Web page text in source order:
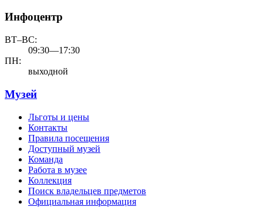
Инфоцентр
ВТ–ВС:
09:30—17:30
ПН:
выходной
Музей
Льготы и цены
Контакты
Правила посещения
Доступный музей
Команда
Работа в музее
Коллекция
Поиск владельцев предметов
Официальная информация